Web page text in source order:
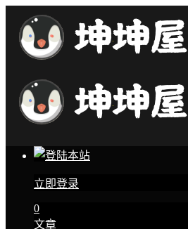
立即登录
0
文章